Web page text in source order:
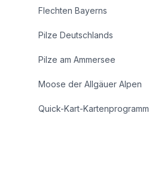
Flechten Bayerns
Pilze Deutschlands
Pilze am Ammersee
Moose der Allgäuer Alpen
Quick-Kart-Kartenprogramm